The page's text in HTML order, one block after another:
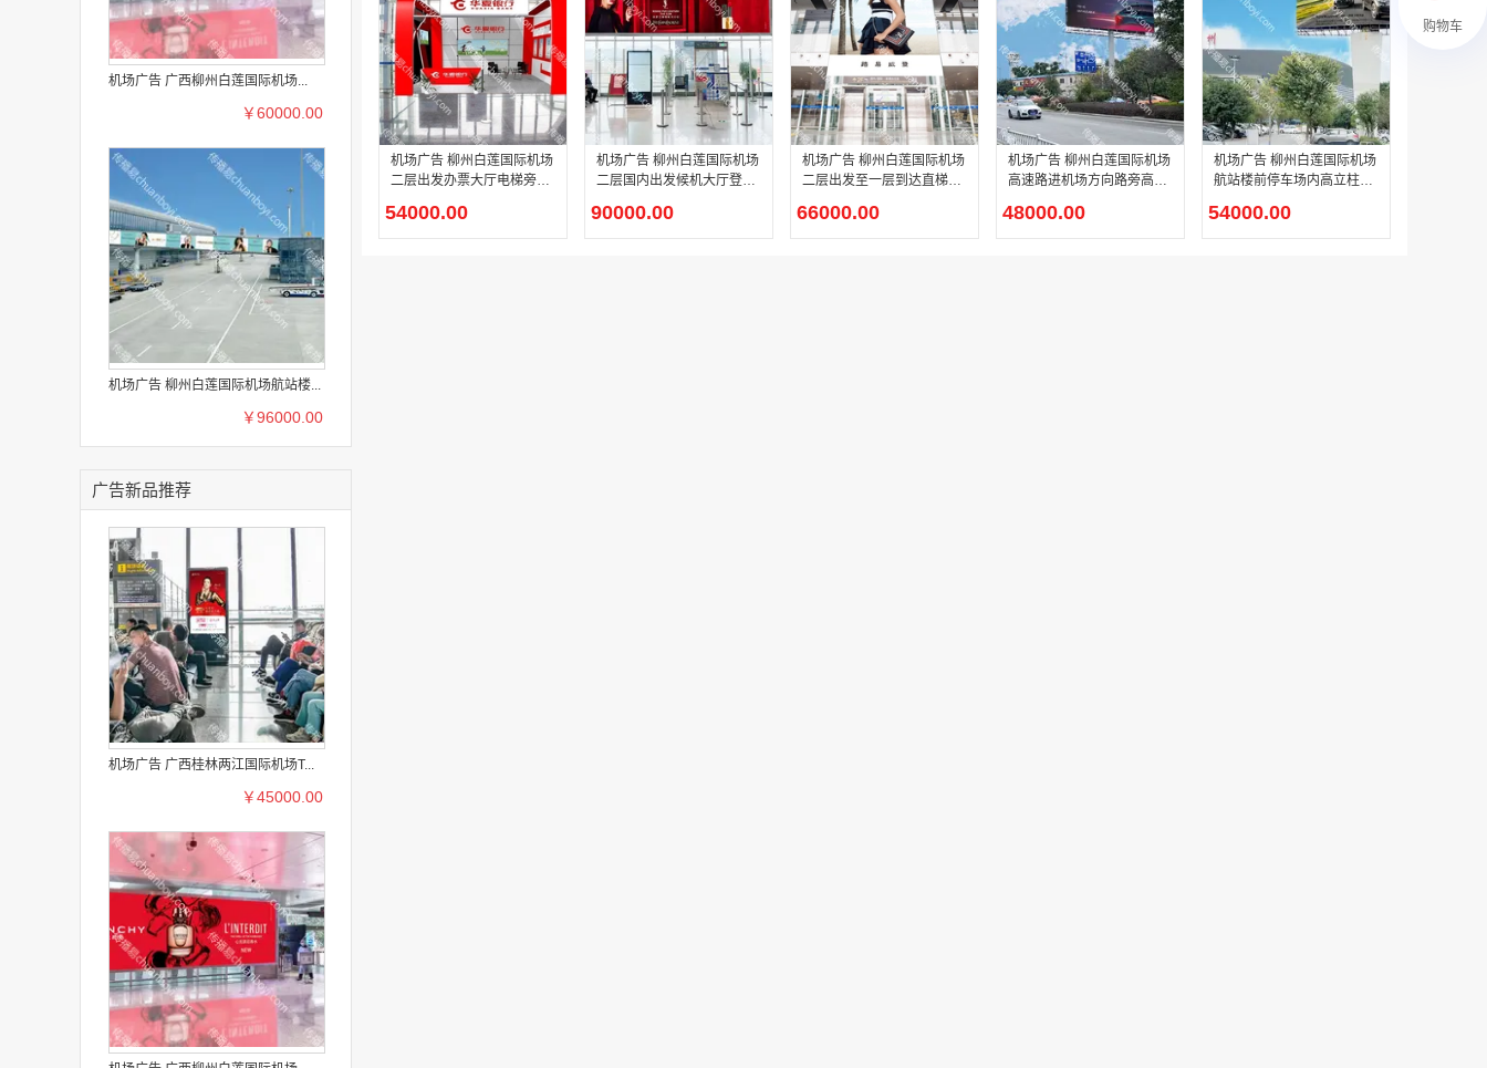
机场广告 广西柳州白莲国际机场...
￥60000.00
机场广告 柳州白莲国际机场航站楼...
￥96000.00
广告新品推荐
机场广告 广西桂林两江国际机场T...
￥45000.00
机场广告 柳州白莲国际机场
二层出发办票大厅电梯旁实
54000.00
机场广告 柳州白莲国际机场
二层国内出发候机大厅登机
迎面）灯箱广告
90000.00
机场广告 柳州白莲国际机场
二层出发至一层到达直梯贴
66000.00
机场广告 柳州白莲国际机场
高速路进机场方向路旁高立
48000.00
机场广告 柳州白莲国际机场
航站楼前停车场内高立柱广
54000.00
购物车